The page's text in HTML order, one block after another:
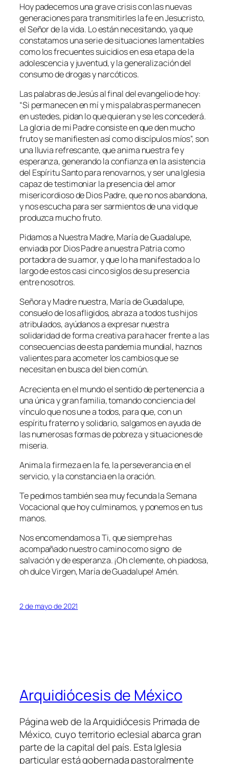
Hoy padecemos una grave crisis con las nuevas
generaciones para transmitirles la fe en Jesucristo,
el Señor de la vida. Lo están necesitando, ya que
constatamos una serie de situaciones lamentables
como los frecuentes suicidios en esa etapa de la
adolescencia y juventud, y la generalización del
consumo de drogas y narcóticos.
Las palabras de Jesús al final del evangelio de hoy:
“Si permanecen en mí y mis palabras permanecen
en ustedes, pidan lo que quieran y se les concederá.
La gloria de mi Padre consiste en que den mucho
fruto y se manifiesten así como discípulos míos”, son
una lluvia refrescante, que anima nuestra fe y
esperanza, generando la confianza en la asistencia
del Espíritu Santo para renovarnos, y ser una Iglesia
capaz de testimoniar la presencia del amor
misericordioso de Dios Padre, que no nos abandona,
y nos escucha para ser sarmientos de una vid que
produzca mucho fruto.
Pidamos a Nuestra Madre, María de Guadalupe,
enviada por Dios Padre a nuestra Patria como
portadora de su amor, y que lo ha manifestado a lo
largo de estos casi cinco siglos de su presencia
entre nosotros.
Señora y Madre nuestra, María de Guadalupe,
consuelo de los afligidos, abraza a todos tus hijos
atribulados, ayúdanos a expresar nuestra
solidaridad de forma creativa para hacer frente a las
consecuencias de esta pandemia mundial, haznos
valientes para acometer los cambios que se
necesitan en busca del bien común.
Acrecienta en el mundo el sentido de pertenencia a
una única y gran familia, tomando conciencia del
vínculo que nos une a todos, para que, con un
espíritu fraterno y solidario, salgamos en ayuda de
las numerosas formas de pobreza y situaciones de
miseria.
Anima la firmeza en la fe, la perseverancia en el
servicio, y la constancia en la oración.
Te pedimos también sea muy fecunda la Semana
Vocacional que hoy culminamos, y ponemos en tus
manos.
Nos encomendamos a Ti, que siempre has
acompañado nuestro camino como signo de
salvación y de esperanza. ¡Oh clemente, oh piadosa,
oh dulce Virgen, María de Guadalupe! Amén.
2 de mayo de 2021
Arquidiócesis de México
Página web de la Arquidiócesis Primada de
México, cuyo territorio eclesial abarca gran
parte de la capital del país. Esta Iglesia
particular está gobernada pastoralmente